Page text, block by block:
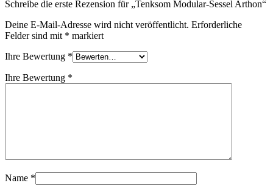
Schreibe die erste Rezension für „Tenksom Modular-Sessel Arthon“
Deine E-Mail-Adresse wird nicht veröffentlicht. Erforderliche
Felder sind mit * markiert
Ihre Bewertung *
Ihre Bewertung *
Name *